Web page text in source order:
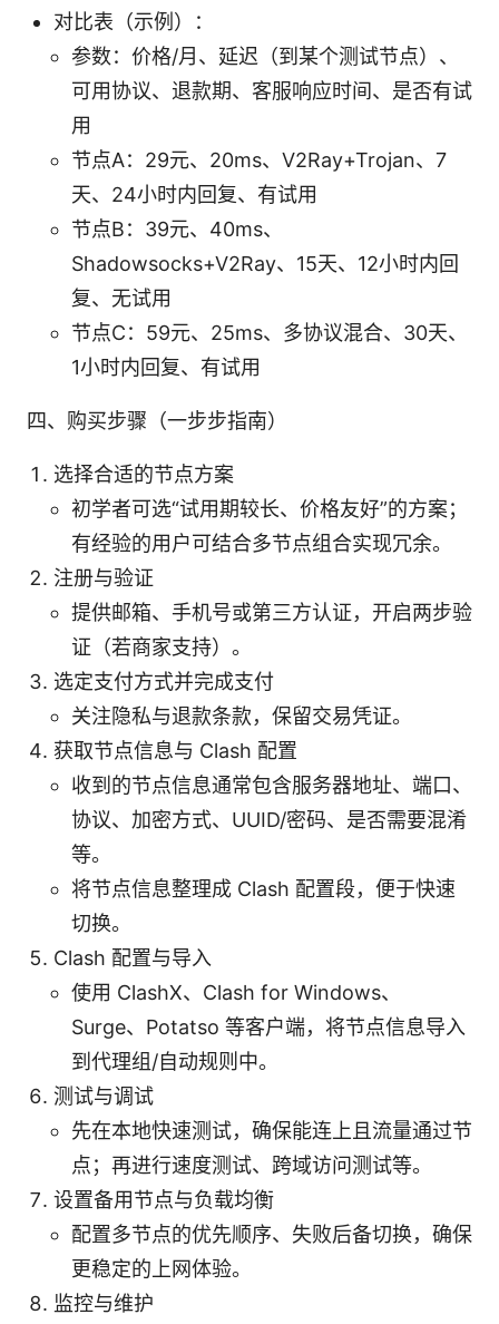
对比表（示例）：
参数：价格/月、延迟（到某个测试节点）、
可用协议、退款期、客服响应时间、是否有试
用
节点A：29元、20ms、V2Ray+Trojan、7
天、24小时内回复、有试用
节点B：39元、40ms、
Shadowsocks+V2Ray、15天、12小时内回
复、无试用
节点C：59元、25ms、多协议混合、30天、
1小时内回复、有试用
四、购买步骤（一步步指南）
选择合适的节点方案
初学者可选“试用期较长、价格友好”的方案；
有经验的用户可结合多节点组合实现冗余。
注册与验证
提供邮箱、手机号或第三方认证，开启两步验
证（若商家支持）。
选定支付方式并完成支付
关注隐私与退款条款，保留交易凭证。
获取节点信息与 Clash 配置
收到的节点信息通常包含服务器地址、端口、
协议、加密方式、UUID/密码、是否需要混淆
等。
将节点信息整理成 Clash 配置段，便于快速
切换。
Clash 配置与导入
使用 ClashX、Clash for Windows、
Surge、Potatso 等客户端，将节点信息导入
到代理组/自动规则中。
测试与调试
先在本地快速测试，确保能连上且流量通过节
点；再进行速度测试、跨域访问测试等。
设置备用节点与负载均衡
配置多节点的优先顺序、失败后备切换，确保
更稳定的上网体验。
监控与维护